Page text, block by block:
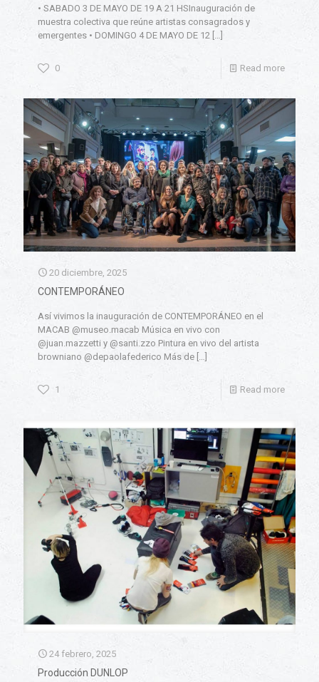
• SABADO 3 DE MAYO DE 19 A 21 HSInauguración de
muestra colectiva que reúne artistas consagrados y
emergentes • DOMINGO 4 DE MAYO DE 12 […]
0 Read more
20 diciembre, 2025
CONTEMPORÁNEO
Así vivimos la inauguración de CONTEMPORÁNEO en el
MACAB @museo.macab Música en vivo con
@juan.mazzetti y @santi.zzo Pintura en vivo del artista
browniano @depaolafederico Más de […]
1 Read more
24 febrero, 2025
Producción DUNLOP